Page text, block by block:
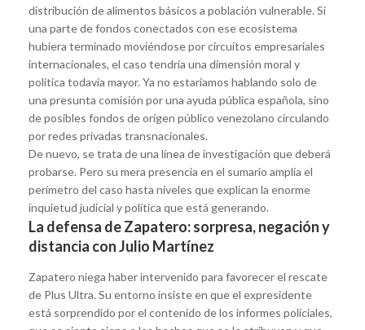
distribución de alimentos básicos a población vulnerable. Si
una parte de fondos conectados con ese ecosistema
hubiera terminado moviéndose por circuitos empresariales
internacionales, el caso tendría una dimensión moral y
política todavía mayor. Ya no estaríamos hablando solo de
una presunta comisión por una ayuda pública española, sino
de posibles fondos de origen público venezolano circulando
por redes privadas transnacionales.
De nuevo, se trata de una línea de investigación que deberá
probarse. Pero su mera presencia en el sumario amplía el
perímetro del caso hasta niveles que explican la enorme
inquietud judicial y política que está generando.
La defensa de Zapatero: sorpresa, negación y
distancia con Julio Martínez
Zapatero niega haber intervenido para favorecer el rescate
de Plus Ultra. Su entorno insiste en que el expresidente
está sorprendido por el contenido de los informes policiales,